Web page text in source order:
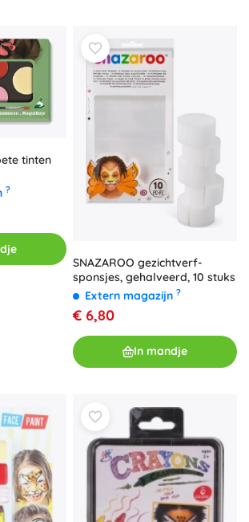
tinten
?
SNAZAROO gezichtverf-
sponsjes, gehalveerd, 10 stuks
Extern magazijn ?
€ 6,80
In mandje